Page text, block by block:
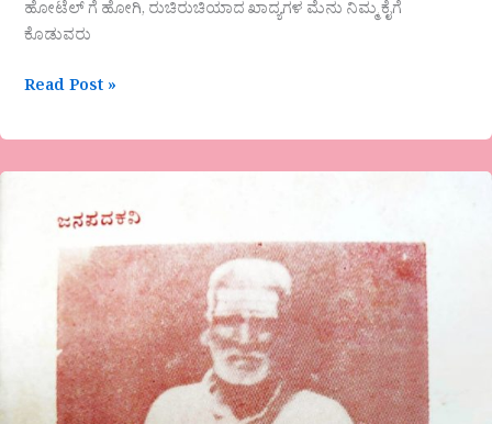
ಹೋಟೆಲ್ ಗೆ ಹೋಗಿ, ರುಚಿರುಚಿಯಾದ ಖಾದ್ಯಗಳ ಮೆನು ನಿಮ್ಮ ಕೈಗೆ
ಕೊಡುವರು
Read Post »
ತತ್ವಪದಕಾರ
ಕೊನೆಪುರದ
ರಾಮಪ್ಪ
ಯಾದವನನ್ನು
ನೆನೆದು-
ನರಸಿಂಗರಾವ
ಹೇಮನೂರ